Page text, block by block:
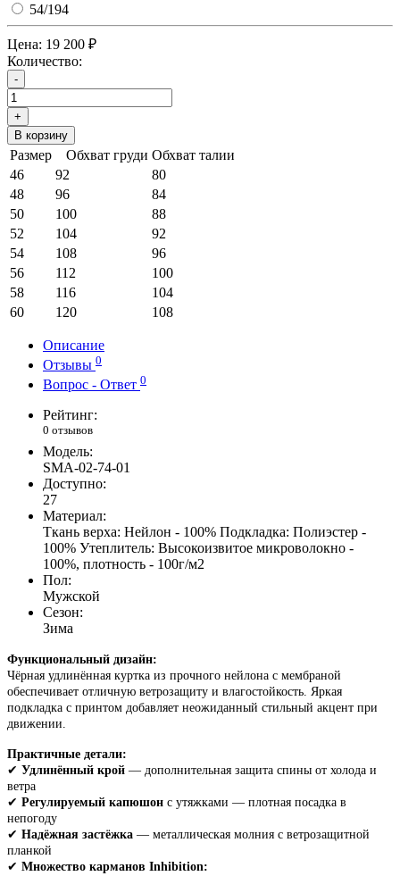
54/194
Цена: 19 200 ₽
Количество:
-
+
В корзину
Размер Обхват груди Обхват талии
46
92
80
48
96
84
50
100
88
52
104
92
54
108
96
56
112
100
58
116
104
60
120 108
Описание
Отзывы 0
Вопрос - Ответ 0
Рейтинг:
0 отзывов
Модель:
SMA-02-74-01
Доступно:
27
Материал:
Ткань верха: Нейлон - 100% Подкладка: Полиэстер -
100% Утеплитель: Высокоизвитое микроволокно -
100%, плотность - 100г/м2
Пол:
Мужской
Сезон:
Зима
Функциональный дизайн:
Чёрная удлинённая куртка из прочного нейлона с мембраной
обеспечивает отличную ветрозащиту и влагостойкость. Яркая
подкладка с принтом добавляет неожиданный стильный акцент при
движении.
Практичные детали:
✔ Удлинённый крой — дополнительная защита спины от холода и
ветра
✔ Регулируемый капюшон с утяжками — плотная посадка в
непогоду
✔ Надёжная застёжка — металлическая молния с ветрозащитной
планкой
✔ Множество карманов Inhibition: